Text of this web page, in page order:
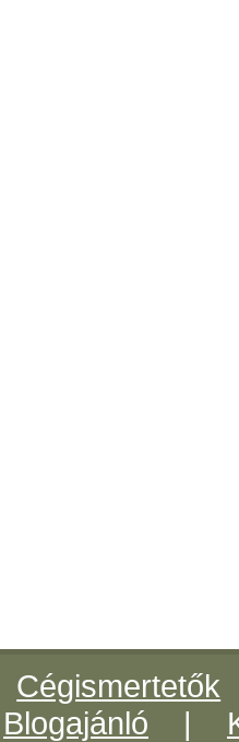
Cégismertetők
Blogajánló |